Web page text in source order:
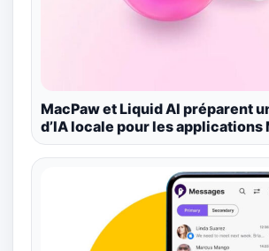
MacPaw et Liquid AI préparent
d’IA locale pour les applications